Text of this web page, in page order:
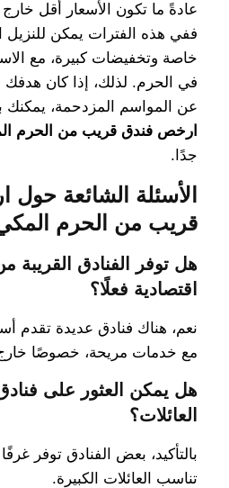
عادةً ما تكون الأسعار أقل
ففي هذه الفترات يمكن
خاصة وتخفيضات كبيرة، مع
في الحرم. لذلك، إذا كان هدفك
عن المواسم المزدحمة، يمكنك
ارخص فندق قريب من الحرم
جدًا.
الأسئلة الشائعة
قريب من الحرم
هل توفر الفنادق القريبة
اقتصادية فعلًا؟
نعم، هناك فنادق عديدة تقدم
مع خدمات مريحة، خصوصًا
هل يمكن العثور على
العائلات؟
بالتأكيد، بعض الفنادق توفر
تناسب العائلات الكبيرة.